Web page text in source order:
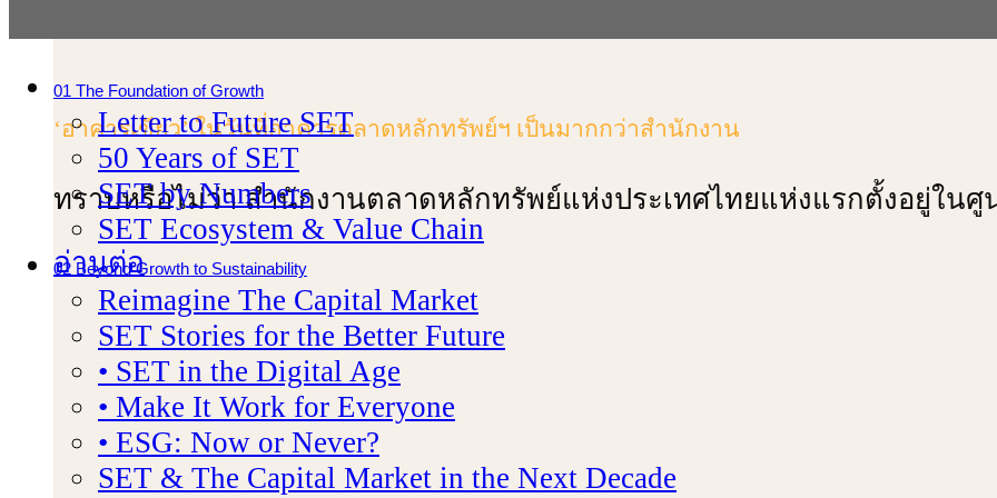
‘อาคารเขียว’ ในวันที่อาคารตลาดหลักทรัพย์ฯ เป็นมากกว่าสำนักงาน
ทราบหรือไม่ว่า สํานักงานตลาดหลักทรัพย์แห่งประเทศไทยแห่งแรกตั้งอยู่ในศู
อ่านต่อ
01 The Foundation of Growth
Letter to Future SET
50 Years of SET
SET by Numbers
SET Ecosystem & Value Chain
02 Beyond Growth to Sustainability
Reimagine The Capital Market
SET Stories for the Better Future
• SET in the Digital Age
• Make It Work for Everyone
• ESG: Now or Never?
SET & The Capital Market in the Next Decade